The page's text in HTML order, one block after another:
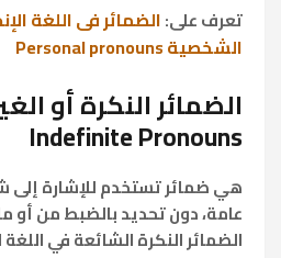
تعرف على:الضمائر في اللغة
الشخصية Personal pronouns
الضمائر النكرة أو
Indefinite Pronouns
هي ضمائر تستخدم للإشارة
عامة، دون تحديد بالضبط من أو
الضمائر النكرة الشائعة في